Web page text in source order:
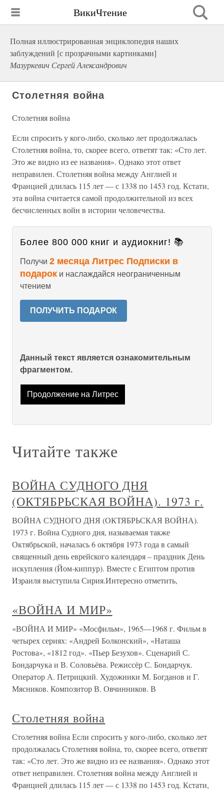
ВикиЧтение
Полная иллюстрированная энциклопедия наших
заблуждений [с прозрачными картинками]
Мазуркевич Сергей Александрович
Столетняя война
Столетняя война
Если спросить у кого-либо, сколько лет продолжалась
Столетняя война, то, скорее всего, ответят так: «Сто лет.
Это же видно из ее названия». Однако этот ответ
неправилен. Столетняя война между Англией и
Францией длилась 115 лет — с 1338 по 1453 год. Кстати,
эта война считается самой продолжительной из всех
бесчисленных войн в истории человечества.
Более 800 000 книг и аудиокниг! 📚
Получи 2 месяца Литрес Подписки в
подарок и наслаждайся неограниченным
чтением
ПОЛУЧИТЬ ПОДАРОК
Данный текст является ознакомительным
фрагментом.
Продолжение на Литрес
Читайте также
ВОЙНА СУДНОГО ДНЯ
(ОКТЯБРЬСКАЯ ВОЙНА). 1973 г.
ВОЙНА СУДНОГО ДНЯ (ОКТЯБРЬСКАЯ ВОЙНА).
1973 г. Война Судного дня, называемая также
Октябрьской, началась 6 октября 1973 года в самый
священный день еврейского календаря – праздник День
искупления (Йом-киппур). Вместе с Египтом против
Израиля выступила Сирия.Интересно отметить,
«ВОЙНА И МИР»
«ВОЙНА И МИР» «Мосфильм», 1965—1968 г. Фильм в
четырех сериях: «Андрей Болконский», «Наташа
Ростова», «1812 год». «Пьер Безухов». Сценарий С.
Бондарчука и В. Соловьёва. Режиссёр С. Бондарчук.
Оператор А. Петрицкий. Художники М. Богданов и Г.
Мясников. Композитор В. Овчинников. В
Столетняя война
Столетняя война Если спросить у кого-либо, сколько лет
продолжалась Столетняя война, то, скорее всего, ответят
так: «Сто лет. Это же видно из ее названия». Однако этот
ответ неправилен. Столетняя война между Англией и
Францией длилась 115 лет — с 1338 по 1453 год. Кстати,